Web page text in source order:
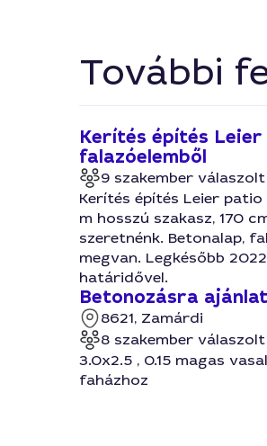
További
Kerítés építés
falazóelemből
9 szakember válaszolt
Kerítés építés Leier patio
m hosszú szakasz, 170
szeretnénk. Betonalap,
megvan. Legkésőbb
határidővel.
Betonozásra
8621, Zamárdi
8 szakember válaszolt
3.0x2.5 , 0.15 magas
faházhoz